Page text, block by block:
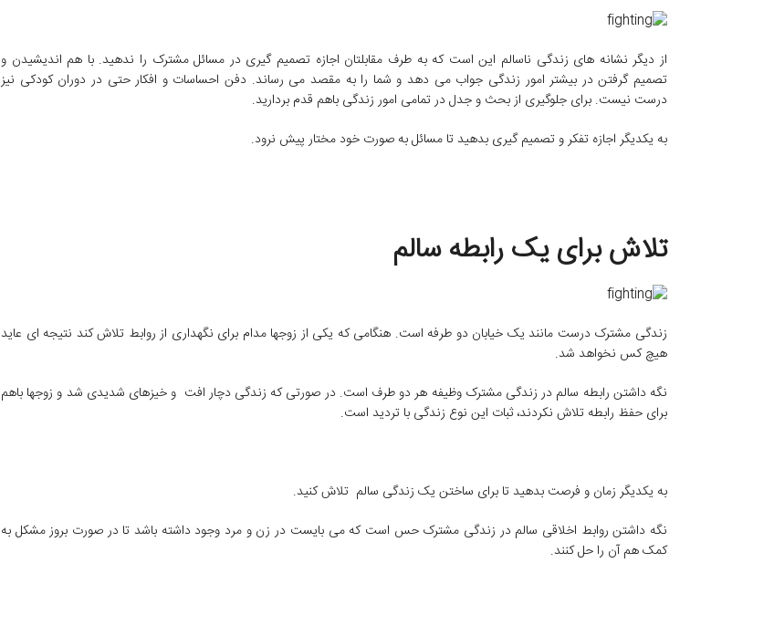
از دیگر نشانه های زندگی ناسالم این است که به طرف مقابلتان اجازه تصمیم گیری در مسائل مشترک را ندهید. با هم اندیشیدن و
تصمیم گرفتن در بیشتر امور زندگی جواب می دهد و شما را به مقصد می رساند. دفن احساسات و افکار حتی در دوران کودکی نیز
درست نیست. برای جلوگیری از بحث و جدل در تمامی امور زندگی باهم قدم بردارید.
به یکدیگر اجازه تفکر و تصمیم گیری بدهید تا مسائل به صورت خود مختار پیش نرود.
تلاش برای یک رابطه سالم
زندگی مشترک درست مانند یک خیابان دو طرفه است. هنگامی که یکی از زوجها مدام برای نگهداری از روابط تلاش کند نتیجه ای عاید
هیچ کس نخواهد شد.
نگه داشتن رابطه سالم در زندگی مشترک وظیفه هر دو طرف است. در صورتی که زندگی دچار افت و خیزهای شدیدی شد و زوجها باهم
برای حفظ رابطه تلاش نکردند، ثبات این نوع زندگی با تردید است.
به یکدیگر زمان و فرصت بدهید تا برای ساختن یک زندگی سالم تلاش کنید.
نگه داشتن روابط اخلاقی سالم در زندگی مشترک حس است که می بایست در زن و مرد وجود داشته باشد تا در صورت بروز مشکل به
کمک هم آن را حل کنند.